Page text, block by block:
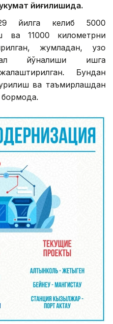
йиғилишида.
йилга келиб 5000
ва 11000 километрни
жумладан, узоқ
йўналиши ишга
Бундан
ва таъмирлашдан